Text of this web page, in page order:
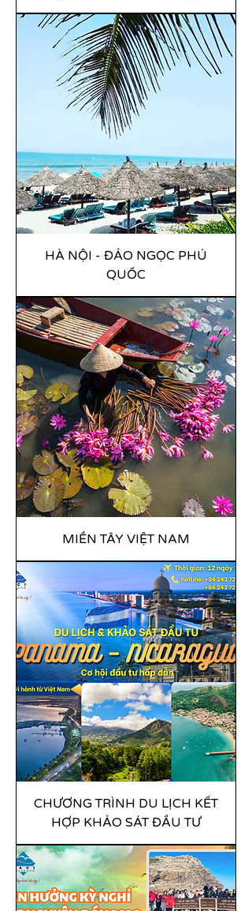
HÀ NỘI - ĐẢO NGỌC PHÚ
QUỐC
MIỀN TÂY VIỆT NAM
CHƯƠNG TRÌNH DU LỊCH KẾT
HỢP KHẢO SÁT ĐẦU TƯ